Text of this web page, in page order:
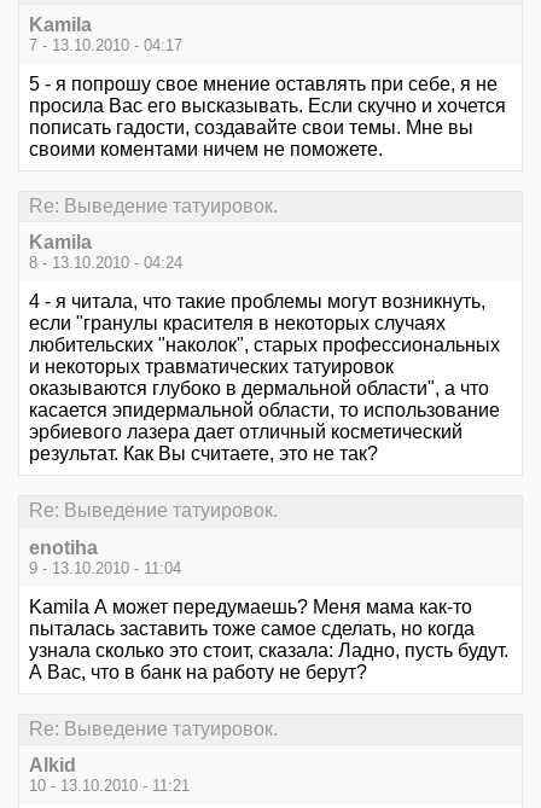
Kamila
7 - 13.10.2010 - 04:17
5 - я попрошу свое мнение оставлять при себе, я не
просила Вас его высказывать. Если скучно и хочется
пописать гадости, создавайте свои темы. Мне вы
своими коментами ничем не поможете.
Re: Выведение татуировок.
Kamila
8 - 13.10.2010 - 04:24
4 - я читала, что такие проблемы могут возникнуть,
если "гранулы красителя в некоторых случаях
любительских "наколок", старых профессиональных
и некоторых травматических татуировок
оказываются глубоко в дермальной области", а что
касается эпидермальной области, то использование
эрбиевого лазера дает отличный косметический
результат. Как Вы считаете, это не так?
Re: Выведение татуировок.
enotiha
9 - 13.10.2010 - 11:04
Kamila А может передумаешь? Меня мама как-то
пыталась заставить тоже самое сделать, но когда
узнала сколько это стоит, сказала: Ладно, пусть будут.
А Вас, что в банк на работу не берут?
Re: Выведение татуировок.
Alkid
10 - 13.10.2010 - 11:21